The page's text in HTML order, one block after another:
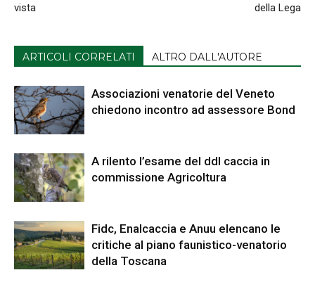
vista
della Lega
ARTICOLI CORRELATI ALTRO DALL'AUTORE
Associazioni venatorie del Veneto
chiedono incontro ad assessore Bond
A rilento l’esame del ddl caccia in
commissione Agricoltura
Fidc, Enalcaccia e Anuu elencano le
critiche al piano faunistico-venatorio
della Toscana